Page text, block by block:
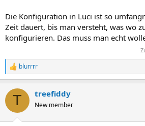
Die Konfiguration in Luci ist so
Zeit dauert, bis man versteht, was wo
konfigurieren. Das muss man echt
R
e
k
i
blurrrr
T treefiddy
New member